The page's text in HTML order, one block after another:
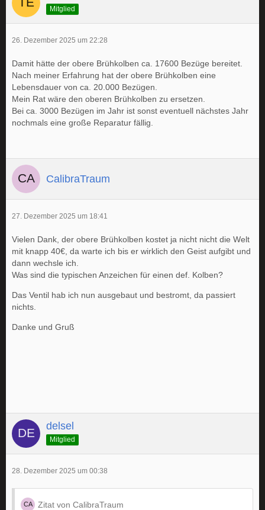
Mitglied
26. Dezember 2025 um 22:28
Damit hätte der obere Brühkolben ca. 17600 Bezüge bereitet.
Nach meiner Erfahrung hat der obere Brühkolben eine
Lebensdauer von ca. 20.000 Bezügen.
Mein Rat wäre den oberen Brühkolben zu ersetzen.
Bei ca. 3000 Bezügen im Jahr ist sonst eventuell nächstes Jahr
nochmals eine große Reparatur fällig.
CalibraTraum
27. Dezember 2025 um 18:41
Vielen Dank, der obere Brühkolben kostet ja nicht nicht die Welt
mit knapp 40€, da warte ich bis er wirklich den Geist aufgibt und
dann wechsle ich.
Was sind die typischen Anzeichen für einen def. Kolben?
Das Ventil hab ich nun ausgebaut und bestromt, da passiert
nichts.
Danke und Gruß
delsel
Mitglied
28. Dezember 2025 um 00:38
Zitat von CalibraTraum